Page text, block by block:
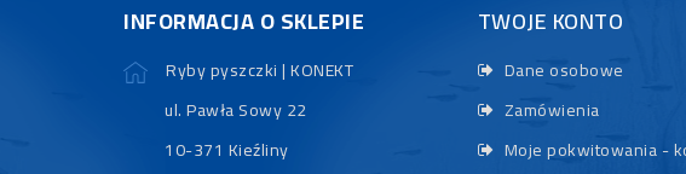
INFORMACJA O SKLEPIE
Ryby pyszczki | KONEKT
ul. Pawła Sowy 22
10-371 Kieźliny
TWOJE KONTO
Dane osobowe
Zamówienia
Moje pokwitowania -